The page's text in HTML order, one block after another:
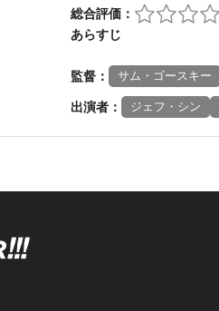
総合評価：
あらすじ
監督： サム・ゴースキー
出演者： ジェフ・シン